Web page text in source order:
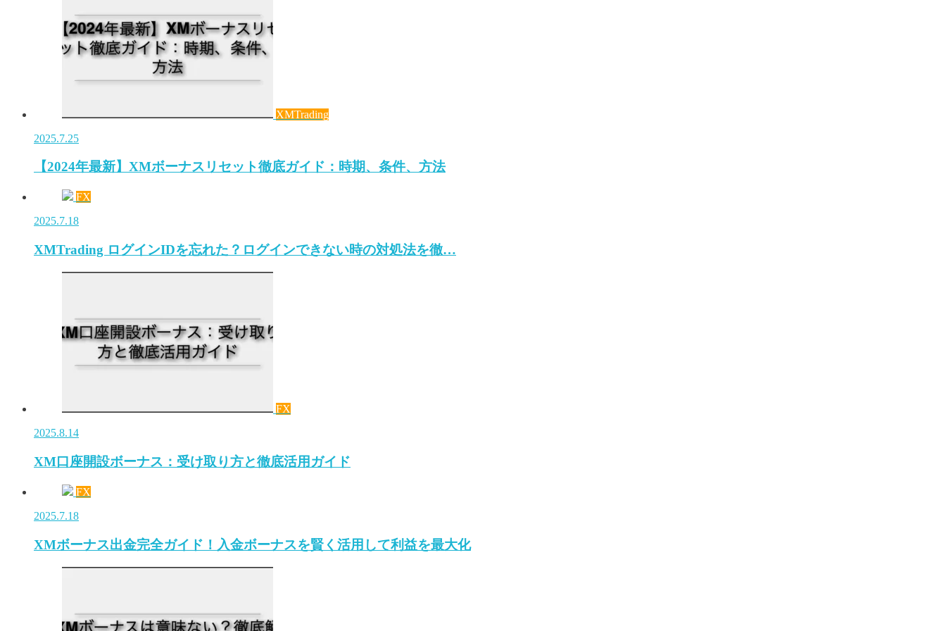
XMTrading
2025.7.25
【2024年最新】XMボーナスリセット徹底ガイド：時期、条件、方法
FX
2025.7.18
XMTrading ログインIDを忘れた？ログインできない時の対処法を徹…
FX
2025.8.14
XM口座開設ボーナス：受け取り方と徹底活用ガイド
FX
2025.7.18
XMボーナス出金完全ガイド！入金ボーナスを賢く活用して利益を最大化